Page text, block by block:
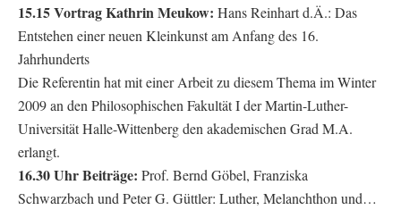
15.15 Vortrag Kathrin Meukow: Hans Reinhart d.Ä.: Das
Entstehen einer neuen Kleinkunst am Anfang des 16.
Jahrhunderts
Die Referentin hat mit einer Arbeit zu diesem Thema im Winter
2009 an den Philosophischen Fakultät I der Martin-Luther-
Universität Halle-Wittenberg den akademischen Grad M.A.
erlangt.
16.30 Uhr Beiträge: Prof. Bernd Göbel, Franziska
Schwarzbach und Peter G. Güttler: Luther, Melanchthon und…